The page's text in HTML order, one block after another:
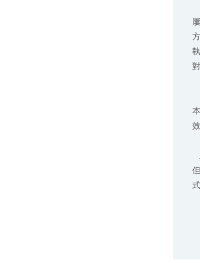
其實您所述之情況在本
本公司設有專業之徵信
效
   此外，本公司尚有專職之法務團隊，根據徵信所得線索追查債務人可能之收入或隱匿之財產，債務人雖可不報薪資所得及脫產，